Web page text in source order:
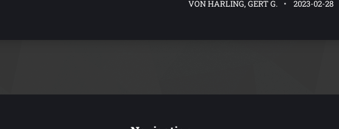
VON HARLING, GERT G. 2023-02-28